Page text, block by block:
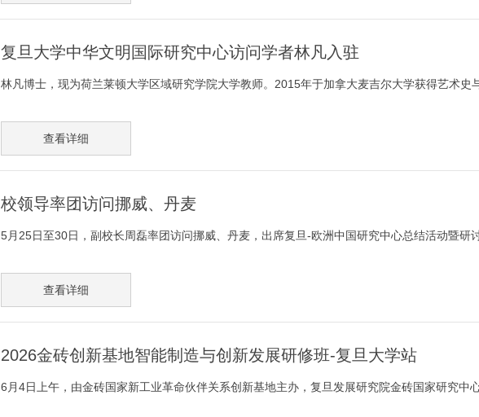
复旦大学中华文明国际研究中心访问学者林凡入驻
林凡博士，现为荷兰莱顿大学区域研究学院大学教师。2015年于加拿大麦吉尔大学获得艺术史
查看详细
校领导率团访问挪威、丹麦
5月25日至30日，副校长周磊率团访问挪威、丹麦，出席复旦-欧洲中国研究中心总结活动暨研
查看详细
2026金砖创新基地智能制造与创新发展研修班-复旦大学站
6月4日上午，由金砖国家新工业革命伙伴关系创新基地主办，复旦发展研究院金砖国家研究中